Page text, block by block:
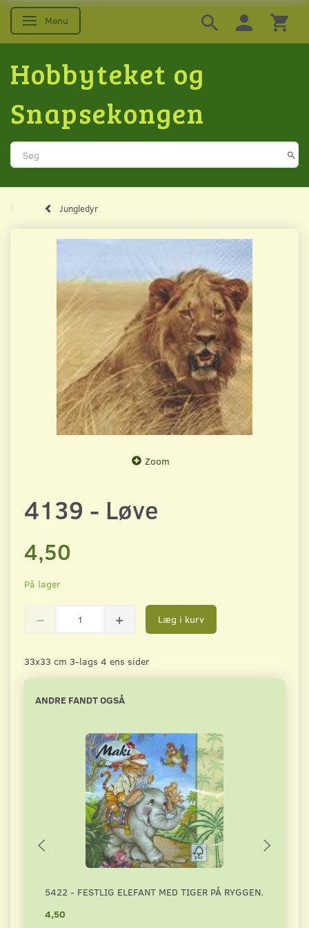
Skifte navigation
Menu
Hobbyteket og
Snapsekongen
Jungledyr
Zoom
4139 - Løve
4,50
På lager
Læg i kurv
33x33 cm 3-lags 4 ens sider
ANDRE FANDT OGSÅ
5422 - FESTLIG ELEFANT MED TIGER PÅ RYGGEN.
4,50